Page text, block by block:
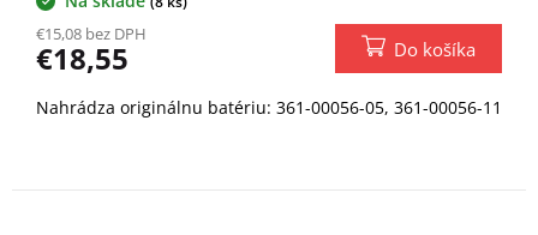
€15,08 bez DPH
€18,55 Do košíka
Nahrádza originálnu batériu: 361-00056-05, 361-00056-11